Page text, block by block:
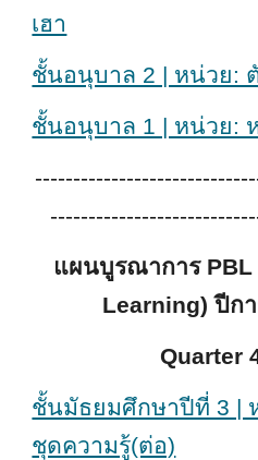
เฮา
ชั้นอนุบาล 2 | หน่วย: ตั
ชั้นอนุบาล 1 | หน่วย:
แผนบูรณาการ PBL
Learning) ปีก
Quarter
ชั้นมัธยมศึกษาปีที่ 3 |
ชุดความรู้(ต่อ)